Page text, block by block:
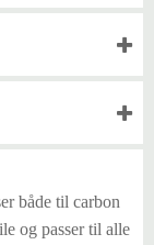
både til carbon
og passer til alle